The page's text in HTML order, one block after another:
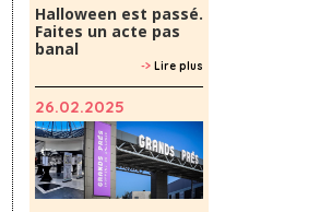
Halloween est passé.
Faites un acte pas
banal
-> Lire plus
26.02.2025